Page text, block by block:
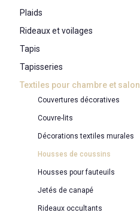
Plaids
Rideaux et voilages
Tapis
Tapisseries
Textiles pour chambre et salon
Couvertures décoratives
Couvre-lits
Décorations textiles murales
Housses de coussins
Housses pour fauteuils
Jetés de canapé
Rideaux occultants